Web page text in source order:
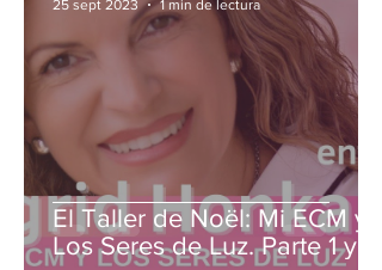
El Taller de Noël: Mi ECM y
Los Seres de Luz. Parte 1 y 2
25 sept 2023
1 min de lectura